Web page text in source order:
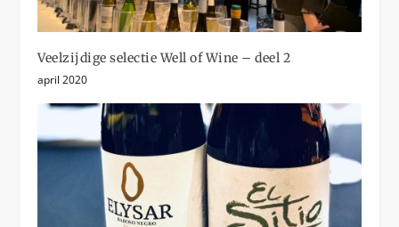
Veelzijdige selectie Well of Wine – deel 2
april 2020